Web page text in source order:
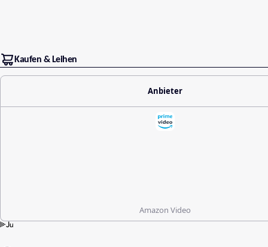
Kaufen & Leihen
Anbieter
Amazon Video